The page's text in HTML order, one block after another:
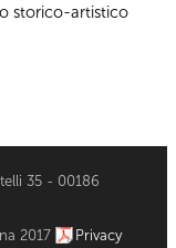
storico-artistico
35 - 00186
2017 Privacy